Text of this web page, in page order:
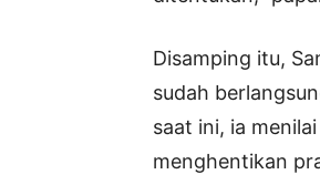
Disamping itu,
sudah
saat ini, ia
menghentikan